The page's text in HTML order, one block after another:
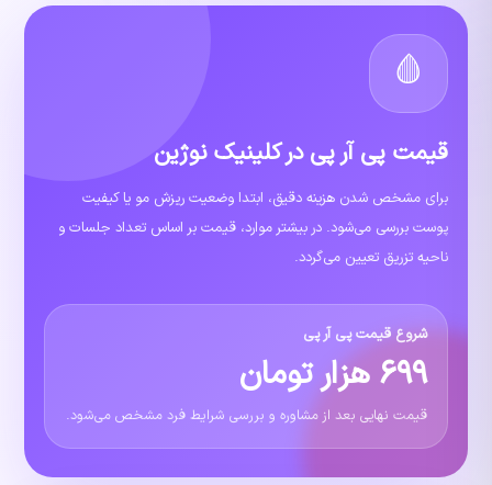
🩸
قیمت پی آر پی در کلینیک نوژین
برای مشخص شدن هزینه دقیق، ابتدا وضعیت ریزش مو یا کیفیت
پوست بررسی می‌شود. در بیشتر موارد، قیمت بر اساس تعداد جلسات و
ناحیه تزریق تعیین می‌گردد.
شروع قیمت پی آر پی
۶۹۹ هزار تومان
قیمت نهایی بعد از مشاوره و بررسی شرایط فرد مشخص می‌شود.